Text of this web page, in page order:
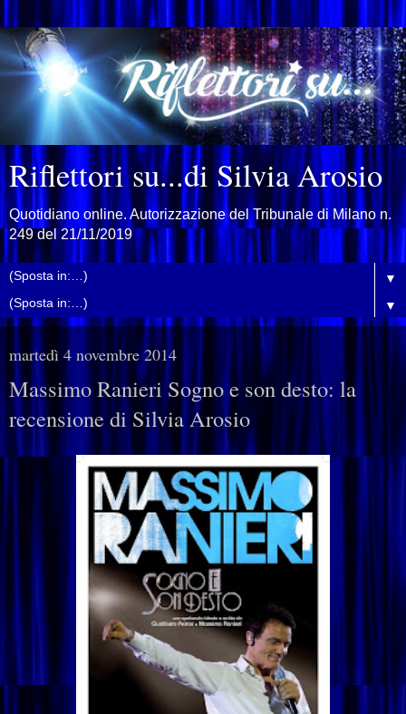
Riflettori su...di Silvia Arosio
Quotidiano online. Autorizzazione del Tribunale di Milano n.
249 del 21/11/2019
▼
▼
martedì 4 novembre 2014
Massimo Ranieri Sogno e son desto: la
recensione di Silvia Arosio